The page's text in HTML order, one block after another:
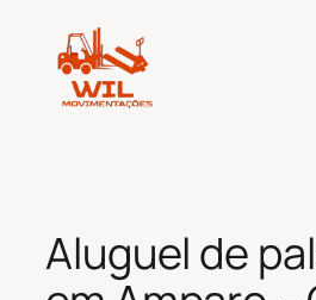
conteúdo
Aluguel de